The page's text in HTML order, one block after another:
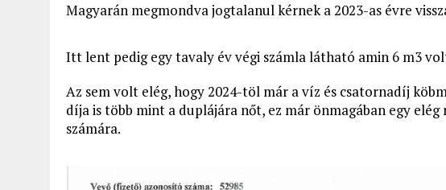
Magyarán megmondva jogtalanul kérnek a 2023-as évre
Itt lent pedig egy tavaly év végi számla látható amin 6 m3
Az sem volt elég, hogy 2024-töl már a víz és csatornadíj
díja is több mint a duplájára nőt, ez már önmagában egy
számára.